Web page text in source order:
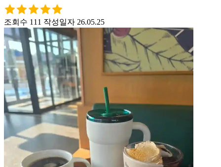
조회수 111 작성일자 26.05.25